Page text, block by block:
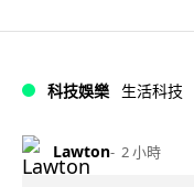
科技娛樂 生活科技
Lawton 2 小時